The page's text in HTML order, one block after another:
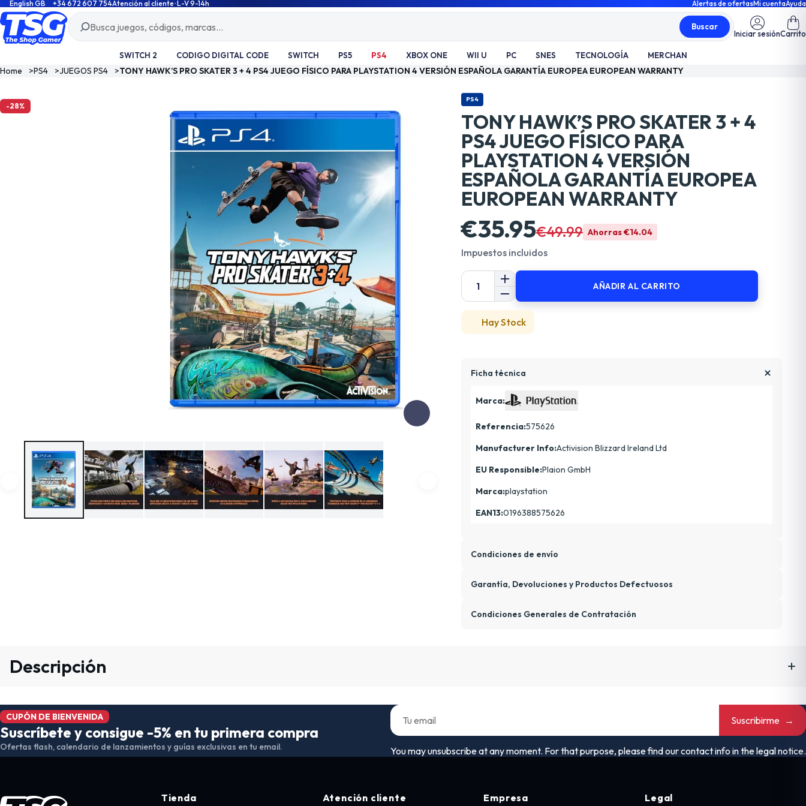
English GB +34 672 607 754Atención al cliente · L-V 9-14h Alertas de ofertasMi cuentaAyuda
Buscar
Iniciar sesiónCarrito
SWITCH 2 CODIGO DIGITAL CODE SWITCH PS5 PS4 XBOX ONE WII U PC SNES TECNOLOGÍA MERCHAN
Home >PS4 >JUEGOS PS4 >TONY HAWK’S PRO SKATER 3 + 4 PS4 JUEGO FÍSICO PARA PLAYSTATION 4 VERSIÓN ESPAÑOLA GARANTÍA EUROPEA EUROPEAN WARRANTY
-28%
PS4
TONY HAWK’S PRO SKATER 3 + 4
PS4 JUEGO FÍSICO PARA
PLAYSTATION 4 VERSIÓN
ESPAÑOLA GARANTÍA EUROPEA
EUROPEAN WARRANTY
€35.95€49.99 Ahorras €14.04
Impuestos incluidos
AÑADIR AL CARRITO
Hay Stock
Ficha técnica
Marca:
Referencia:575626
Manufacturer Info:Activision Blizzard Ireland Ltd
EU Responsible:Plaion GmbH
Marca:playstation
EAN13:0196388575626
Condiciones de envío
Garantía, Devoluciones y Productos Defectuosos
Condiciones Generales de Contratación
Descripción
CUPÓN DE BIENVENIDA
Suscríbete y consigue -5% en tu primera compra
Ofertas flash, calendario de lanzamientos y guías exclusivas en tu email.
Suscribirme →
You may unsubscribe at any moment. For that purpose, please find our contact info in the legal notice.
Tienda Atención cliente Empresa Legal